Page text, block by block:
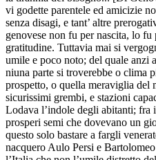
vi godette parentele ed amicizie
senza disagi, e tant’ altre
genovese non fu per nascita, lo
gratitudine. Tuttavia mai si
umile e poco noto; del quale anzi
niuna parte si troverebbe o clima
prospetto, o quella meraviglia del
sicurissimi grembi, e stazioni
Lodava l’indole degli abitanti; fra
prosperi semi che dovevano un
questo solo bastare a fargli
nacquero Aulo Persi e